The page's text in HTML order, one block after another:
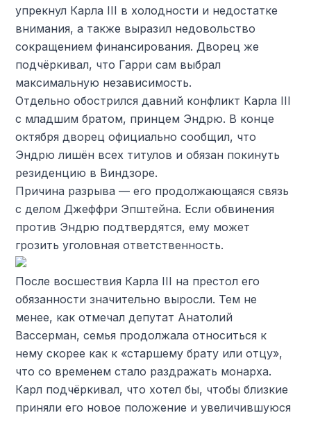
упрекнул Карла III в холодности и недостатке
внимания, а также выразил недовольство
сокращением финансирования. Дворец же
подчёркивал, что Гарри сам выбрал
максимальную независимость.
Отдельно обострился давний конфликт Карла III
с младшим братом, принцем Эндрю. В конце
октября дворец официально сообщил, что
Эндрю лишён всех титулов и обязан покинуть
резиденцию в Виндзоре.
Причина разрыва — его продолжающаяся связь
с делом Джеффри Эпштейна. Если обвинения
против Эндрю подтвердятся, ему может
грозить уголовная ответственность.
После восшествия Карла III на престол его
обязанности значительно выросли. Тем не
менее, как отмечал депутат Анатолий
Вассерман, семья продолжала относиться к
нему скорее как к «старшему брату или отцу»,
что со временем стало раздражать монарха.
Карл подчёркивал, что хотел бы, чтобы близкие
приняли его новое положение и увеличившуюся